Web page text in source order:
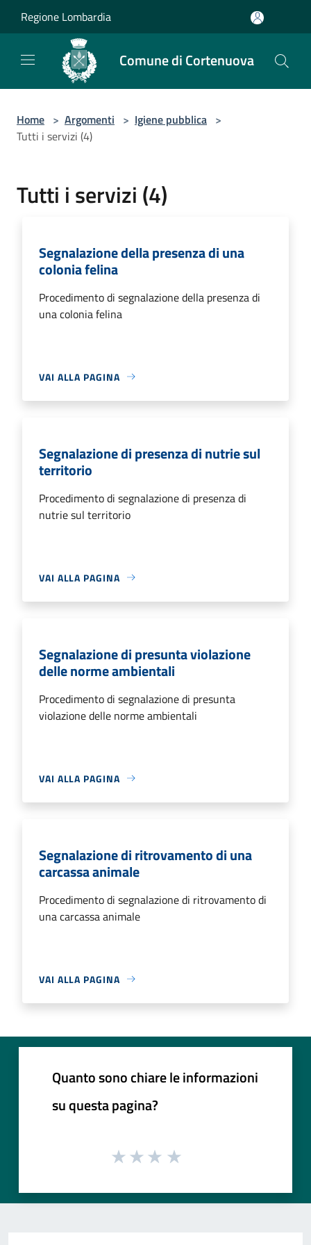
Regione Lombardia
Comune di Cortenuova
Home > Argomenti > Igiene pubblica >
Tutti i servizi (4)
Tutti i servizi (4)
Segnalazione della presenza di una
colonia felina
Procedimento di segnalazione della presenza di
una colonia felina
VAI ALLA PAGINA
Segnalazione di presenza di nutrie sul
territorio
Procedimento di segnalazione di presenza di
nutrie sul territorio
VAI ALLA PAGINA
Segnalazione di presunta violazione
delle norme ambientali
Procedimento di segnalazione di presunta
violazione delle norme ambientali
VAI ALLA PAGINA
Segnalazione di ritrovamento di una
carcassa animale
Procedimento di segnalazione di ritrovamento di
una carcassa animale
VAI ALLA PAGINA
Quanto sono chiare le informazioni
su questa pagina?